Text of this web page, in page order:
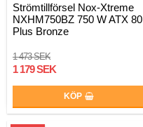
Strömtillförsel Nox-Xtreme
NXHM750BZ 750 W ATX 80
Plus Bronze
1 473 SEK
1 179 SEK
KÖP